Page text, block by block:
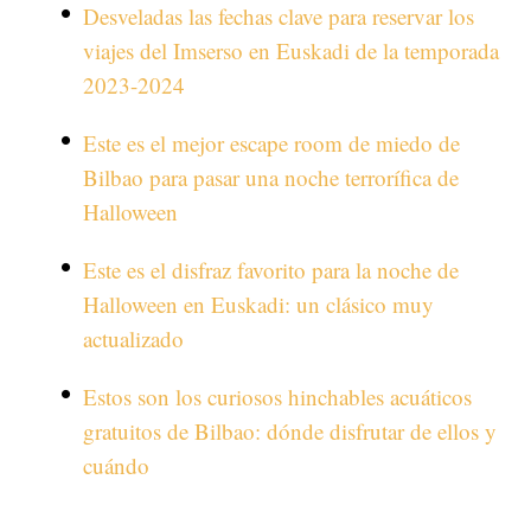
Desveladas las fechas clave para reservar los
viajes del Imserso en Euskadi de la temporada
2023-2024
Este es el mejor escape room de miedo de
Bilbao para pasar una noche terrorífica de
Halloween
Este es el disfraz favorito para la noche de
Halloween en Euskadi: un clásico muy
actualizado
Estos son los curiosos hinchables acuáticos
gratuitos de Bilbao: dónde disfrutar de ellos y
cuándo